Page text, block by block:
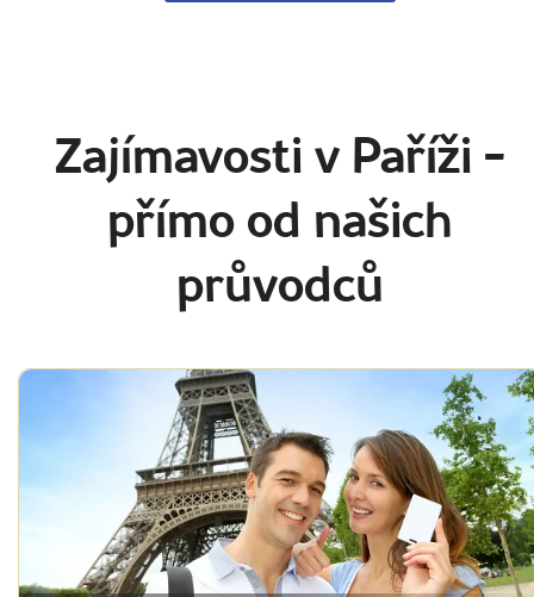
Zajímavosti v Paříži -
přímo od našich
průvodců